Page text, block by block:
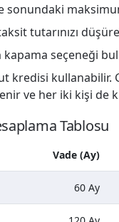
tutarınızı
seçeneği
kredisi kullanabilir.
ve her iki kişi de
Tablosu
Vade (Ay)
60 Ay